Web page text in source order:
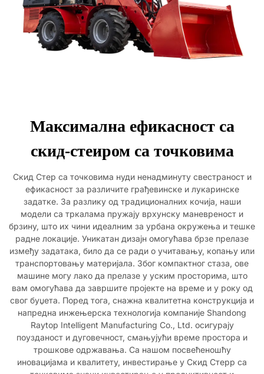
Максимална ефикасност са
скид-стеиром са точковима
Скид Стер са точковима нуди ненадминуту свестраност и
ефикасност за различите грађевинске и лукаринске
задатке. За разлику од традиционалних кочија, наши
модели са тркалама пружају врхунску маневреност и
брзину, што их чини идеалним за урбана окружења и тешке
радне локације. Уникатан дизајн омогућава брзе прелазе
између задатака, било да се ради о учитавању, копању или
транспортовању материјала. Због компактног стаза, ове
машине могу лако да прелазе у уским просторима, што
вам омогућава да завршите пројекте на време и у року од
свог буџета. Поред тога, снажна квалитетна конструкција и
напредна инжењерска технологија компаније Shandong
Raytop Intelligent Manufacturing Co., Ltd. осигурају
поузданост и дуговечност, смањујући време простора и
трошкове одржавања. Са нашом посвећеношћу
иновацијама и квалитету, инвестирање у Скид Стерр са